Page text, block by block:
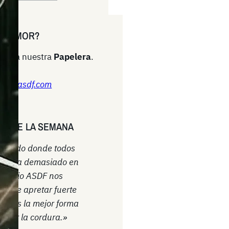
RUMOR?
a nuestra Papelera.
asdf.com
DE LA SEMANA
donde todos
vida demasiado en
Diario ASDF nos
que apretar fuerte
es la mejor forma
la cordura.»